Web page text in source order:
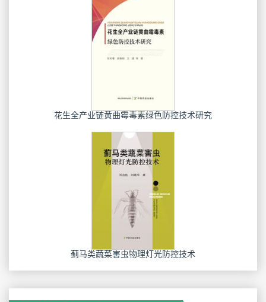
花生全产业链黄曲霉毒素绿色防控技术研究
蓟马类蔬菜害虫物理灯光防控技术